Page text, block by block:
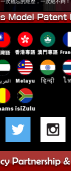
一次難忘的經歷，一次絕不夠！